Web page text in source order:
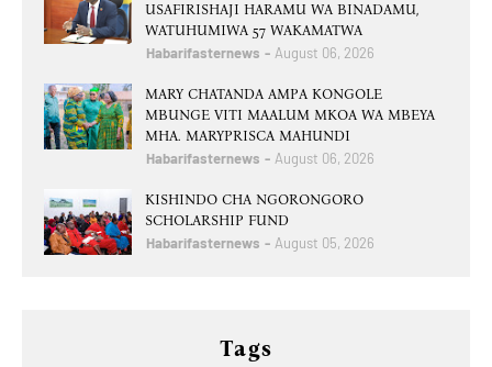
USAFIRISHAJI HARAMU WA BINADAMU,
WATUHUMIWA 57 WAKAMATWA
Habarifasternews August 06, 2026
MARY CHATANDA AMPA KONGOLE
MBUNGE VITI MAALUM MKOA WA MBEYA
MHA. MARYPRISCA MAHUNDI
Habarifasternews August 06, 2026
KISHINDO CHA NGORONGORO
SCHOLARSHIP FUND
Habarifasternews August 05, 2026
Tags